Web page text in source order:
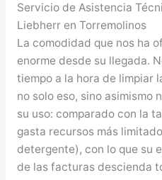
Servicio de Asistencia
Liebherr en Torremolinos
La comodidad que nos ha
enorme desde su llegada.
tiempo a la hora de limpiar
no solo eso, sino asimismo
su uso: comparado con la
gasta recursos más
detergente), con lo que su
de las facturas descienda